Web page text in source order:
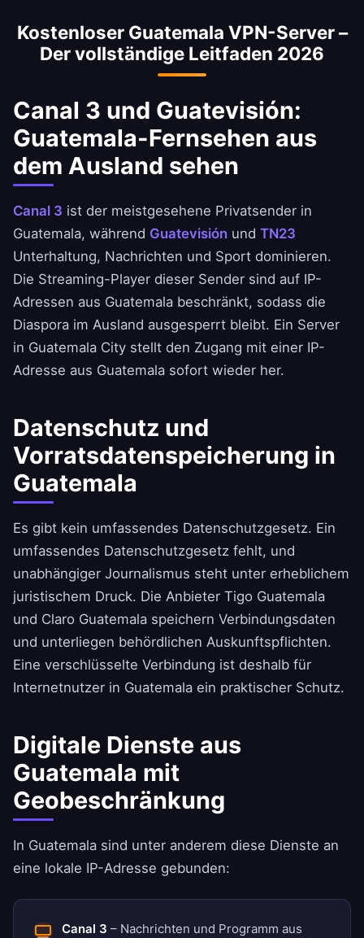
Nutzungsbedingungen Ihrer Bank.
Kostenloser Guatemala VPN-Server –
Der vollständige Leitfaden 2026
Canal 3 und Guatevisión:
Guatemala-Fernsehen aus
dem Ausland sehen
Canal 3 ist der meistgesehene Privatsender in
Guatemala, während Guatevisión und TN23
Unterhaltung, Nachrichten und Sport dominieren.
Die Streaming-Player dieser Sender sind auf IP-
Adressen aus Guatemala beschränkt, sodass die
Diaspora im Ausland ausgesperrt bleibt. Ein Server
in Guatemala City stellt den Zugang mit einer IP-
Adresse aus Guatemala sofort wieder her.
Datenschutz und
Vorratsdatenspeicherung in
Guatemala
Es gibt kein umfassendes Datenschutzgesetz. Ein
umfassendes Datenschutzgesetz fehlt, und
unabhängiger Journalismus steht unter erheblichem
juristischem Druck. Die Anbieter Tigo Guatemala
und Claro Guatemala speichern Verbindungsdaten
und unterliegen behördlichen Auskunftspflichten.
Eine verschlüsselte Verbindung ist deshalb für
Internetnutzer in Guatemala ein praktischer Schutz.
Digitale Dienste aus
Guatemala mit
Geobeschränkung
In Guatemala sind unter anderem diese Dienste an
eine lokale IP-Adresse gebunden:
Canal 3 – Nachrichten und Programm aus